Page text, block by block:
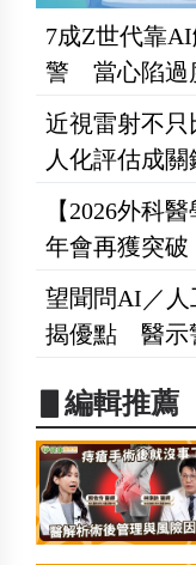
7成Z世代靠
警 當心陷過
近視雷射不
人化評估成關
【2026外科
年會再獲突破
望聞問AI／人
揭優點 醫示
▋編輯推薦